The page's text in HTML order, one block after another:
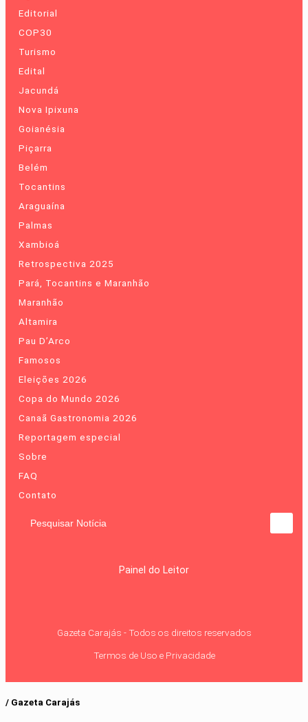
Editorial
COP30
Turismo
Edital
Jacundá
Nova Ipixuna
Goianésia
Piçarra
Belém
Tocantins
Araguaína
Palmas
Xambioá
Retrospectiva 2025
Pará, Tocantins e Maranhão
Maranhão
Altamira
Pau D’Arco
Famosos
Eleições 2026
Copa do Mundo 2026
Canaã Gastronomia 2026
Reportagem especial
Sobre
FAQ
Contato
Pesquisar Notícia
Painel do Leitor
Gazeta Carajás - Todos os direitos reservados
Termos de Uso e Privacidade
/ Gazeta Carajás